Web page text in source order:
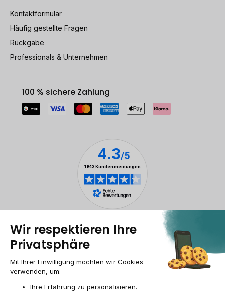
Kontaktformular
Häufig gestellte Fragen
Rückgabe
Professionals & Unternehmen
100 % sichere Zahlung
Rechtliche Hinweise
Cookie-Verwaltung
Allgemeine Geschäftsbedingungen
Personenbezogener daten
Webseite der Recommerce Group